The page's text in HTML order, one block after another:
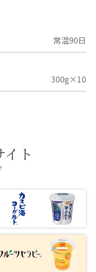
常温90日
300g×10
イト